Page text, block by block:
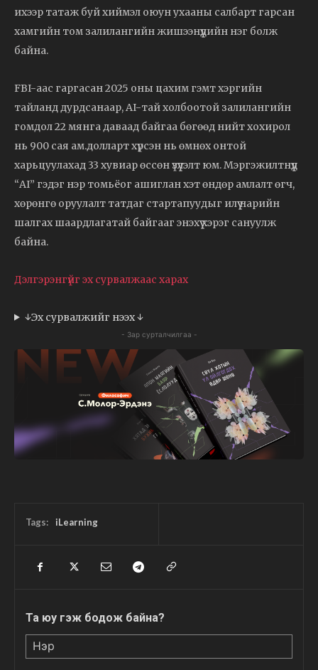
ихээр татаж буй хиймэл оюун ухааны салбарт гарсан
хамгийн том залилангийн жишээнүүдийн нэг болж
байна.
FBI-аас гаргасан 2025 оны цахим гэмт хэргийн
тайланд дурдсанаар, AI-тай холбоотой залилангийн
гомдол 22 мянга даваад байгаа бөгөөд нийт хохирол
нь 900 сая ам.долларт хүрсэн нь өмнөх онтой
харьцуулахад 33 хувиар өссөн үзүүлэлт юм. Мэргэжилтнүүд
“AI” гэдэг нэр томьёог ашиглан хэт өндөр амлалт өгч,
хөрөнгө оруулалт татдаг стартапуудыг илүү нарийн
шалгах шаардлагатай байгааг энэхүү хэрэг сануулж
байна.
Дэлгэрэнгүйг эх сурвалжаас харах
↓Эх сурвалжийг нээх ↓
- Зар сурталчилгаа -
Tags: iLearning
Та юу гэж бодож байна?